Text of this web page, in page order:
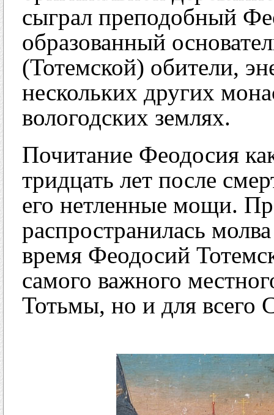
сыграл преподобный
образованный
(Тотемской) обители,
нескольких других
вологодских землях.
Почитание Феодосия
тридцать лет после
его нетленные мощи.
распространилась
время Феодосий
самого важного
Тотьмы, но и для всего